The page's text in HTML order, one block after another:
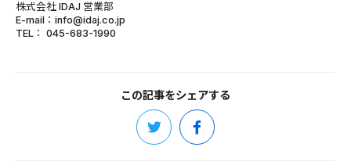
株式会社 IDAJ 営業部
E-mail：info@idaj.co.jp
TEL： 045-683-1990
この記事をシェアする